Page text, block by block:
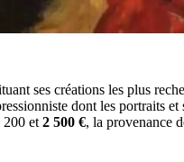
ses créations les plus
dont les portraits
200 et 2 500 €, la provenance